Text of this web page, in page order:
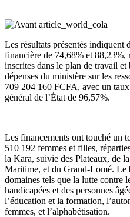
Les résultats présentés indiquent
financière de 74,68% et 88,23%,
inscrites dans le plan de travail
dépenses du ministère sur les
709 204 160 FCFA, avec un
général de l’État de 96,57%.
Les financements ont touché un
510 192 femmes et filles,
la Kara, suivie des Plateaux, de
Maritime, et du Grand-Lomé. Le
domaines tels que la lutte contre
handicapées et des personnes
l’éducation et la formation,
femmes, et l’alphabétisation.